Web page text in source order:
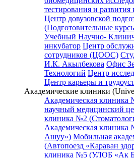
тестирования и
Центр довузовской
(Подготовительные
Учебный Научно-
инкубатор Центр
сотрудников (ЦООС)
И.К. Акылбекова Офис
Технологий Центр
Центр карьеры и
Академические клиники
Академическая клиника
научный медицинский
клиника №2
Академическая
Ашуу») Мобильная
(Автопоезд «Караван
клиника №5 (УЛОБ «Ак